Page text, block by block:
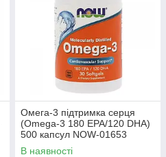
Омега-3 підтримка серця
(Omega-3 180 EPA/120 DHA)
500 капсул NOW-01653
В наявності